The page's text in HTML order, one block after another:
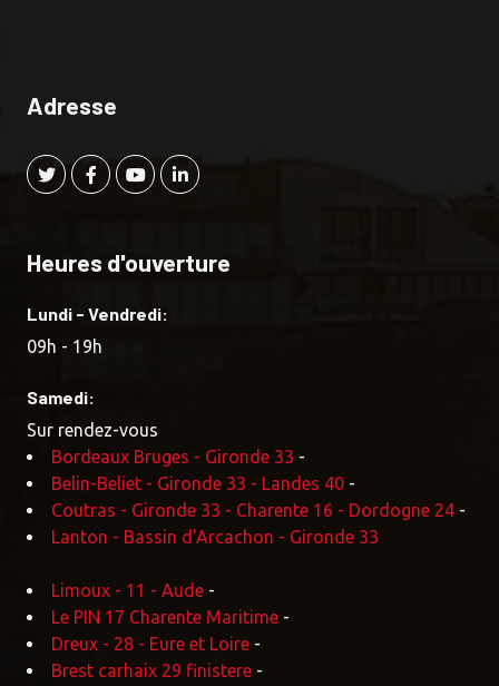
Adresse
Heures d'ouverture
Lundi - Vendredi:
09h - 19h
Samedi:
Sur rendez-vous
Bordeaux Bruges - Gironde 33 -
Belin-Beliet - Gironde 33 - Landes 40 -
Coutras - Gironde 33 - Charente 16 - Dordogne 24 -
Lanton - Bassin d'Arcachon - Gironde 33
Limoux - 11 - Aude -
Le PIN 17 Charente Maritime -
Dreux - 28 - Eure et Loire -
Brest carhaix 29 finistere -